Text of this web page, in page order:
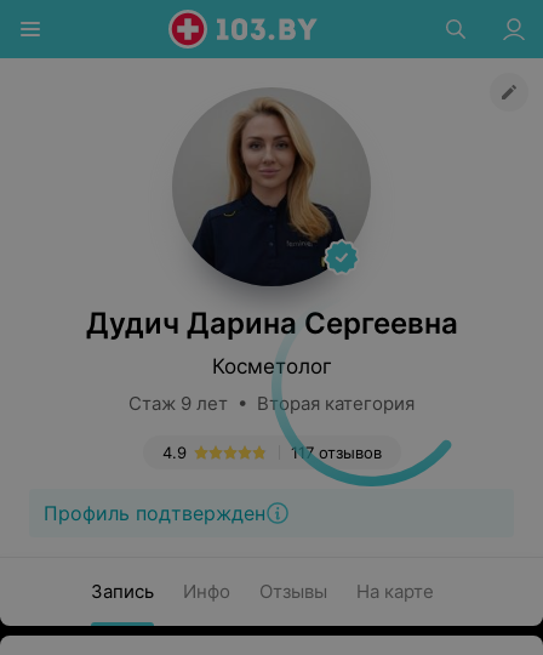
Дудич Дарина Сергеевна
Косметолог
Стаж 9 лет • Вторая категория
117 отзывов
4.9
Профиль подтвержден
Запись Инфо Отзывы На карте